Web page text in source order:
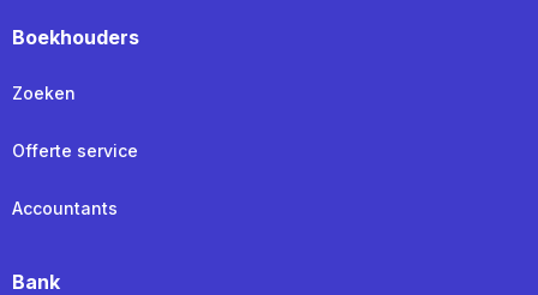
Boekhouders
Zoeken
Offerte service
Accountants
Bank